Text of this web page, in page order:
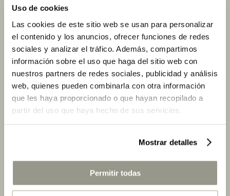
Uso de cookies
Las cookies de este sitio web se usan para personalizar
el contenido y los anuncios, ofrecer funciones de redes
sociales y analizar el tráfico. Además, compartimos
información sobre el uso que haga del sitio web con
nuestros partners de redes sociales, publicidad y análisis
web, quienes pueden combinarla con otra información
que les haya proporcionado o que hayan recopilado a
partir del uso que haya hecho de sus servicios.
Mostrar detalles
Permitir todas
Frontera (Cádiz)
La Malcontenta Hotel – Palamós (Girona)
URBANO
Gran Hotel Nagari Boutique & Spa – Vigo
(Pontevedra)
Only You Hotel & Lounge Madrid – Madrid
W Barcelona – Barcelona